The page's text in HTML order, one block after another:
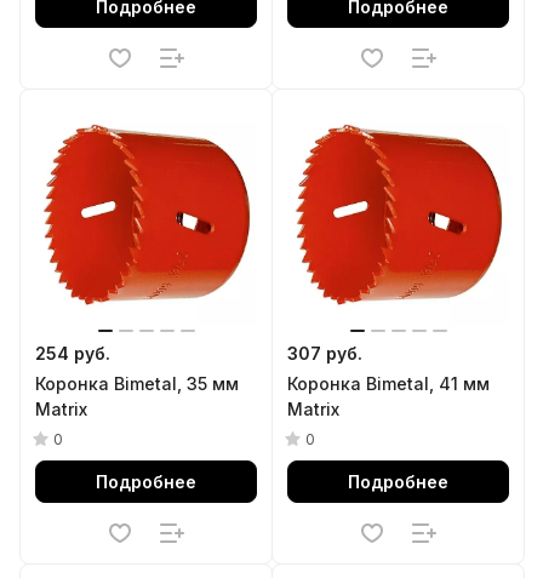
Подробнее Подробнее
254 руб.
Коронка Bimetal, 35 мм
Matrix
0
Подробнее
307 руб.
Коронка Bimetal, 41 мм
Matrix
0
Подробнее